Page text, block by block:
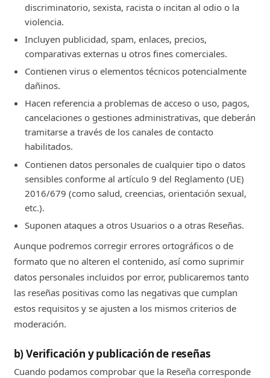
discriminatorio, sexista, racista o incitan al odio o la
violencia.
Incluyen publicidad, spam, enlaces, precios,
comparativas externas u otros fines comerciales.
Contienen virus o elementos técnicos potencialmente
dañinos.
Hacen referencia a problemas de acceso o uso, pagos,
cancelaciones o gestiones administrativas, que deberán
tramitarse a través de los canales de contacto
habilitados.
Contienen datos personales de cualquier tipo o datos
sensibles conforme al artículo 9 del Reglamento (UE)
2016/679 (como salud, creencias, orientación sexual,
etc.).
Suponen ataques a otros Usuarios o a otras Reseñas.
Aunque podremos corregir errores ortográficos o de
formato que no alteren el contenido, así como suprimir
datos personales incluidos por error, publicaremos tanto
las reseñas positivas como las negativas que cumplan
estos requisitos y se ajusten a los mismos criterios de
moderación.
b) Verificación y publicación de reseñas
Cuando podamos comprobar que la Reseña corresponde